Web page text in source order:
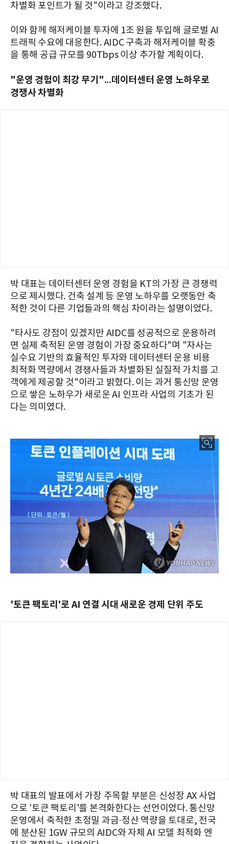
차별화 포인트가 될 것"이라고 강조했다.
이와 함께 해저케이블 투자에 1조 원을 투입해 글로벌 AI
트래픽 수요에 대응한다. AIDC 구축과 해저케이블 확충
을 통해 공급 규모를 90Tbps 이상 추가할 계획이다.
"운영 경험이 최강 무기"...데이터센터 운영 노하우로
경쟁사 차별화
박 대표는 데이터센터 운영 경험을 KT의 가장 큰 경쟁력
으로 제시했다. 건축 설계 등 운영 노하우를 오랫동안 축
적한 것이 다른 기업들과의 핵심 차이라는 설명이었다.
"타사도 강점이 있겠지만 AIDC를 성공적으로 운용하려
면 실제 축적된 운영 경험이 가장 중요하다"며 "자사는
실수요 기반의 효율적인 투자와 데이터센터 운용 비용
최적화 역량에서 경쟁사들과 차별화된 실질적 가치를 고
객에게 제공할 것"이라고 밝혔다. 이는 과거 통신망 운영
으로 쌓은 노하우가 새로운 AI 인프라 사업의 기초가 된
다는 의미였다.
'토큰 팩토리'로 AI 연결 시대 새로운 경제 단위 주도
박 대표의 발표에서 가장 주목할 부분은 신성장 AX 사업
으로 '토큰 팩토리'를 본격화한다는 선언이었다. 통신망
운영에서 축적한 초정밀 과금·정산 역량을 토대로, 전국
에 분산된 1GW 규모의 AIDC와 자체 AI 모델 최적화 엔